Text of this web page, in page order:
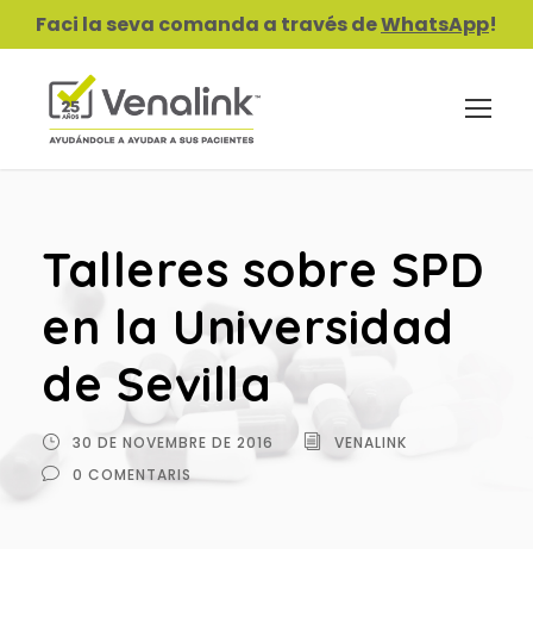
Faci la seva comanda a través deWhatsApp!
Talleres sobre SPD
en la Universidad
de Sevilla
30 DE NOVEMBRE DE 2016
VENALINK
0 COMENTARIS